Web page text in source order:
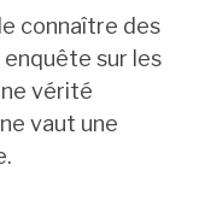
connaître des
sur les
vérité
vaut une